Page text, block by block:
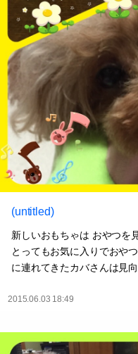
(untitled)
新しいおもちゃは おやつを
とってもお気に入りでおや
に連れてきたカバさんは見
2015.06.03 18:49